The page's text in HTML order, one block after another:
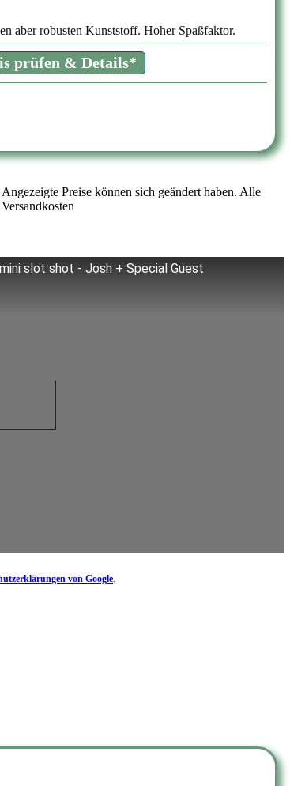
aber robusten Kunststoff. Hoher Spaßfaktor.
prüfen & Details*
Preise können sich geändert haben. Alle
slot shot - Josh + Special Guest
von Google.